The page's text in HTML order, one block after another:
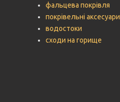
фальцева покрівля
покрівельні аксесуари
водостоки
сходи на горище